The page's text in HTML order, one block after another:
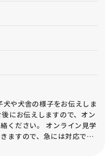
や犬舎の様子をお伝えしま
にお伝えしますので、オン
ください。 オンライン見学
ますので、急には対応でき